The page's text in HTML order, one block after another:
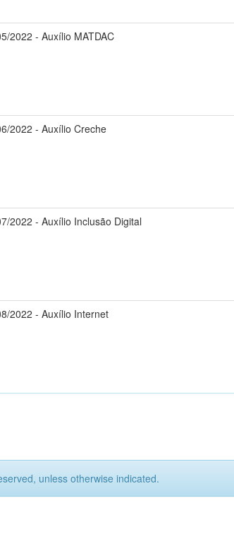
2022 - Auxílio MATDAC
2022 - Auxílio Creche
2022 - Auxílio Inclusão Digital
2022 - Auxílio Internet
unless otherwise indicated.